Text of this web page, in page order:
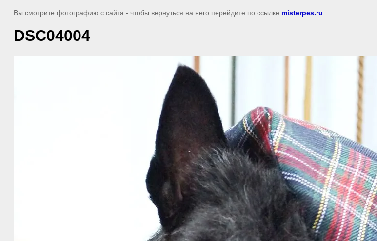
Вы смотрите фотографию с сайта - чтобы вернуться на него перейдите по ссылке misterpes.ru
DSC04004